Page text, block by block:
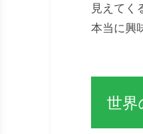
見えてく
本当に興
世界